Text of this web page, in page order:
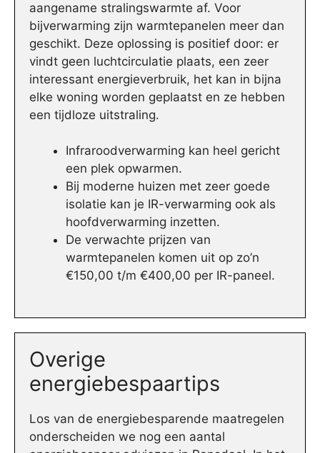
aangename stralingswarmte af. Voor
bijverwarming zijn warmtepanelen meer dan
geschikt. Deze oplossing is positief door: er
vindt geen luchtcirculatie plaats, een zeer
interessant energieverbruik, het kan in bijna
elke woning worden geplaatst en ze hebben
een tijdloze uitstraling.
Infraroodverwarming kan heel gericht
een plek opwarmen.
Bij moderne huizen met zeer goede
isolatie kan je IR-verwarming ook als
hoofdverwarming inzetten.
De verwachte prijzen van
warmtepanelen komen uit op zo’n
€150,00 t/m €400,00 per IR-paneel.
Overige
energiebespaartips
Los van de energiebesparende maatregelen
onderscheiden we nog een aantal